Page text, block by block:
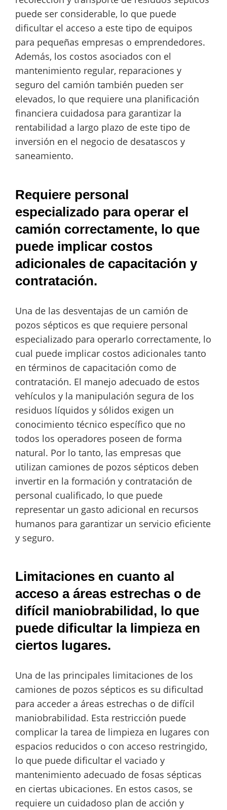
puede ser considerable, lo que puede
dificultar el acceso a este tipo de equipos
para pequeñas empresas o emprendedores.
Además, los costos asociados con el
mantenimiento regular, reparaciones y
seguro del camión también pueden ser
elevados, lo que requiere una planificación
financiera cuidadosa para garantizar la
rentabilidad a largo plazo de este tipo de
inversión en el negocio de desatascos y
saneamiento.
Requiere personal
especializado para operar el
camión correctamente, lo que
puede implicar costos
adicionales de capacitación y
contratación.
Una de las desventajas de un camión de
pozos sépticos es que requiere personal
especializado para operarlo correctamente, lo
cual puede implicar costos adicionales tanto
en términos de capacitación como de
contratación. El manejo adecuado de estos
vehículos y la manipulación segura de los
residuos líquidos y sólidos exigen un
conocimiento técnico específico que no
todos los operadores poseen de forma
natural. Por lo tanto, las empresas que
utilizan camiones de pozos sépticos deben
invertir en la formación y contratación de
personal cualificado, lo que puede
representar un gasto adicional en recursos
humanos para garantizar un servicio eficiente
y seguro.
Limitaciones en cuanto al
acceso a áreas estrechas o de
difícil maniobrabilidad, lo que
puede dificultar la limpieza en
ciertos lugares.
Una de las principales limitaciones de los
camiones de pozos sépticos es su dificultad
para acceder a áreas estrechas o de difícil
maniobrabilidad. Esta restricción puede
complicar la tarea de limpieza en lugares con
espacios reducidos o con acceso restringido,
lo que puede dificultar el vaciado y
mantenimiento adecuado de fosas sépticas
en ciertas ubicaciones. En estos casos, se
requiere un cuidadoso plan de acción y